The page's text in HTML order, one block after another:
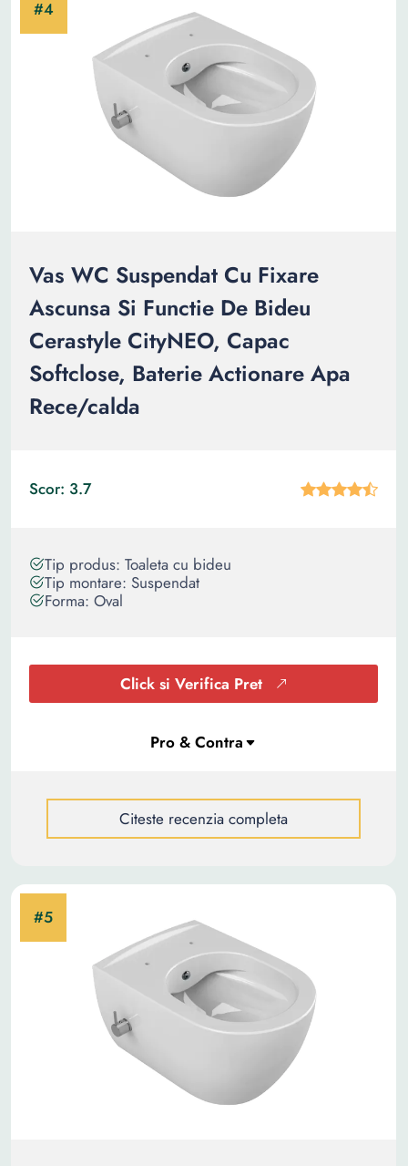
Vas WC Suspendat Cu Fixare
Ascunsa Si Functie De Bideu
Cerastyle CityNEO, Capac
Softclose, Baterie Actionare Apa
Rece/calda
Scor: 3.7
Tip produs: Toaleta cu bideu
Tip montare: Suspendat
Forma: Oval
Click si Verifica Pret
Citeste recenzia completa